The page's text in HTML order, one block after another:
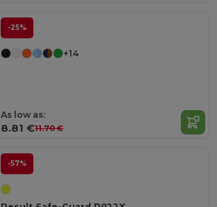
-25%
+14
As low as:
8.81 €11.70 €
-57%